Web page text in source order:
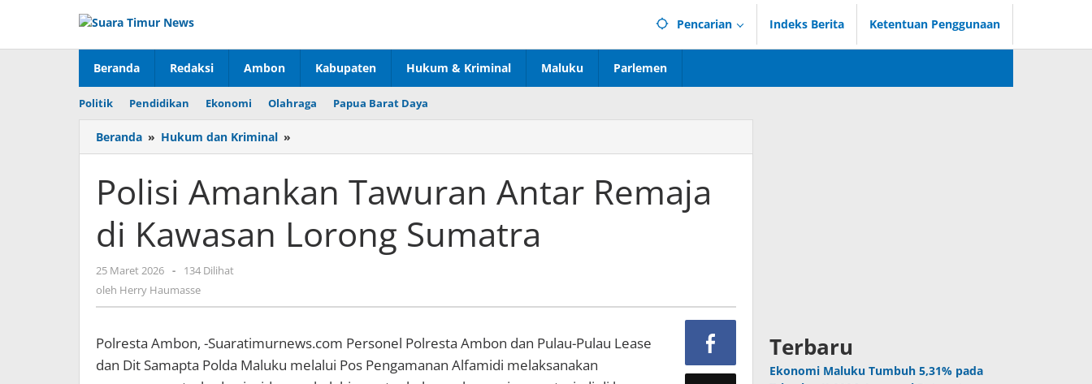
Pencarian Indeks Berita Ketentuan Penggunaan
Beranda Redaksi Ambon Kabupaten Hukum & Kriminal Maluku Parlemen
Politik Pendidikan Ekonomi Olahraga Papua Barat Daya
Beranda » Hukum dan Kriminal »
Amankan
Antar
Remaja
Kawasan
Polisi Amankan Tawuran Antar Remaja
di Kawasan Lorong Sumatra
25 Maret 2026 oleh
Herry
-
134 Dilihat
oleh Herry Haumasse
Polresta Ambon, -Suaratimurnews.com Personel Polresta Ambon dan Pulau-Pulau Lease
dan Dit Samapta Polda Maluku melalui Pos Pengamanan Alfamidi melaksanakan
Terbaru
Ekonomi Maluku Tumbuh 5,31% pada